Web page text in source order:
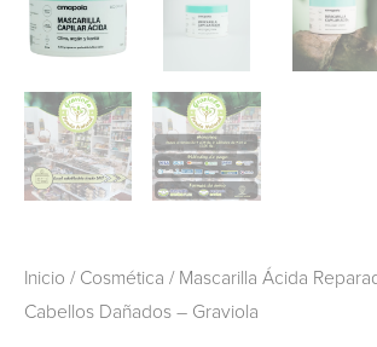
Inicio / Cosmética / Mascarilla Ácida
Cabellos Dañados – Graviola